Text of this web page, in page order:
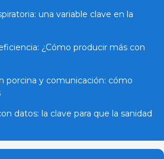
una variable clave en la
¿Cómo producir más con
porcina y comunicación: cómo
datos: la clave para que la sanidad